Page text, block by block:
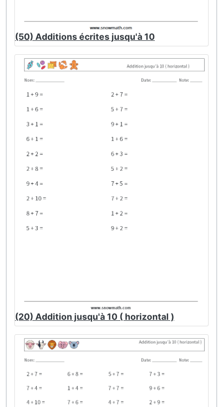
(50) Additions écrites jusqu'à 10
(20) Addition jusqu'à 10 ( horizontal )